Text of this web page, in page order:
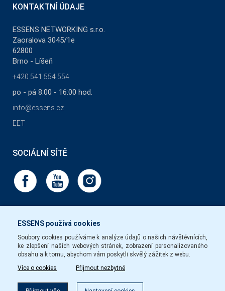
ESSENS používá cookies
Soubory cookies používáme k analýze údajů o našich návštěvnících,
ke zlepšení našich webových stránek, zobrazení personalizovaného
obsahu a k tomu, abychom vám poskytli skvělý zážitek z webu.
Více o cookies
Přijmout nezbytné
KONTAKTNÍ ÚDAJE
ESSENS NETWORKING s.r.o.
Zaoralova 3045/1e
62800
Brno - Líšeň
+420 541 554 554
po - pá 8:00 - 16:00 hod.
info@essens.cz
EET
SOCIÁLNÍ SÍTĚ